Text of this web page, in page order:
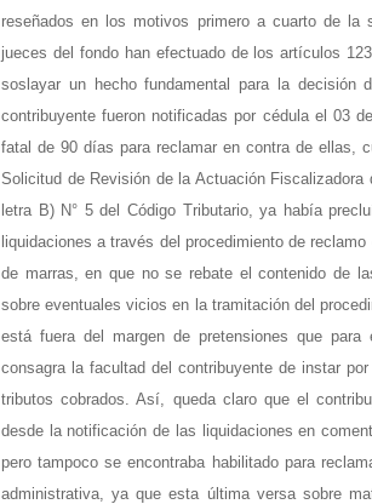
reseñados en los motivos primero a cuarto de
jueces del fondo han efectuado de los artículos
soslayar un hecho fundamental para la
contribuyente fueron notificadas por cédula el 03
fatal de 90 días para reclamar en contra de ellas,
Solicitud de Revisión de la Actuación
letra B) N° 5 del Código Tributario, ya había
liquidaciones a través del procedimiento de
de marras, en que no se rebate el contenido de
sobre eventuales vicios en la tramitación del
está fuera del margen de pretensiones que
consagra la facultad del contribuyente de instar
tributos cobrados. Así, queda claro que el
desde la notificación de las liquidaciones en
pero tampoco se encontraba habilitado para
administrativa, ya que esta última versa sobre